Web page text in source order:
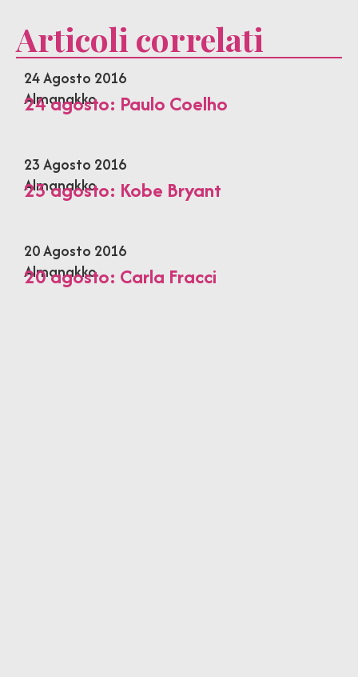
Articoli correlati
24 Agosto 2016
Almanakko
24 agosto: Paulo Coelho
23 Agosto 2016
Almanakko
23 agosto: Kobe Bryant
20 Agosto 2016
Almanakko
20 agosto: Carla Fracci